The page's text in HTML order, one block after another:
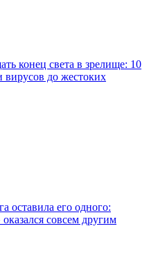
конец света в зрелище: 10
вирусов до жестоких
оставила его одного:
совсем другим